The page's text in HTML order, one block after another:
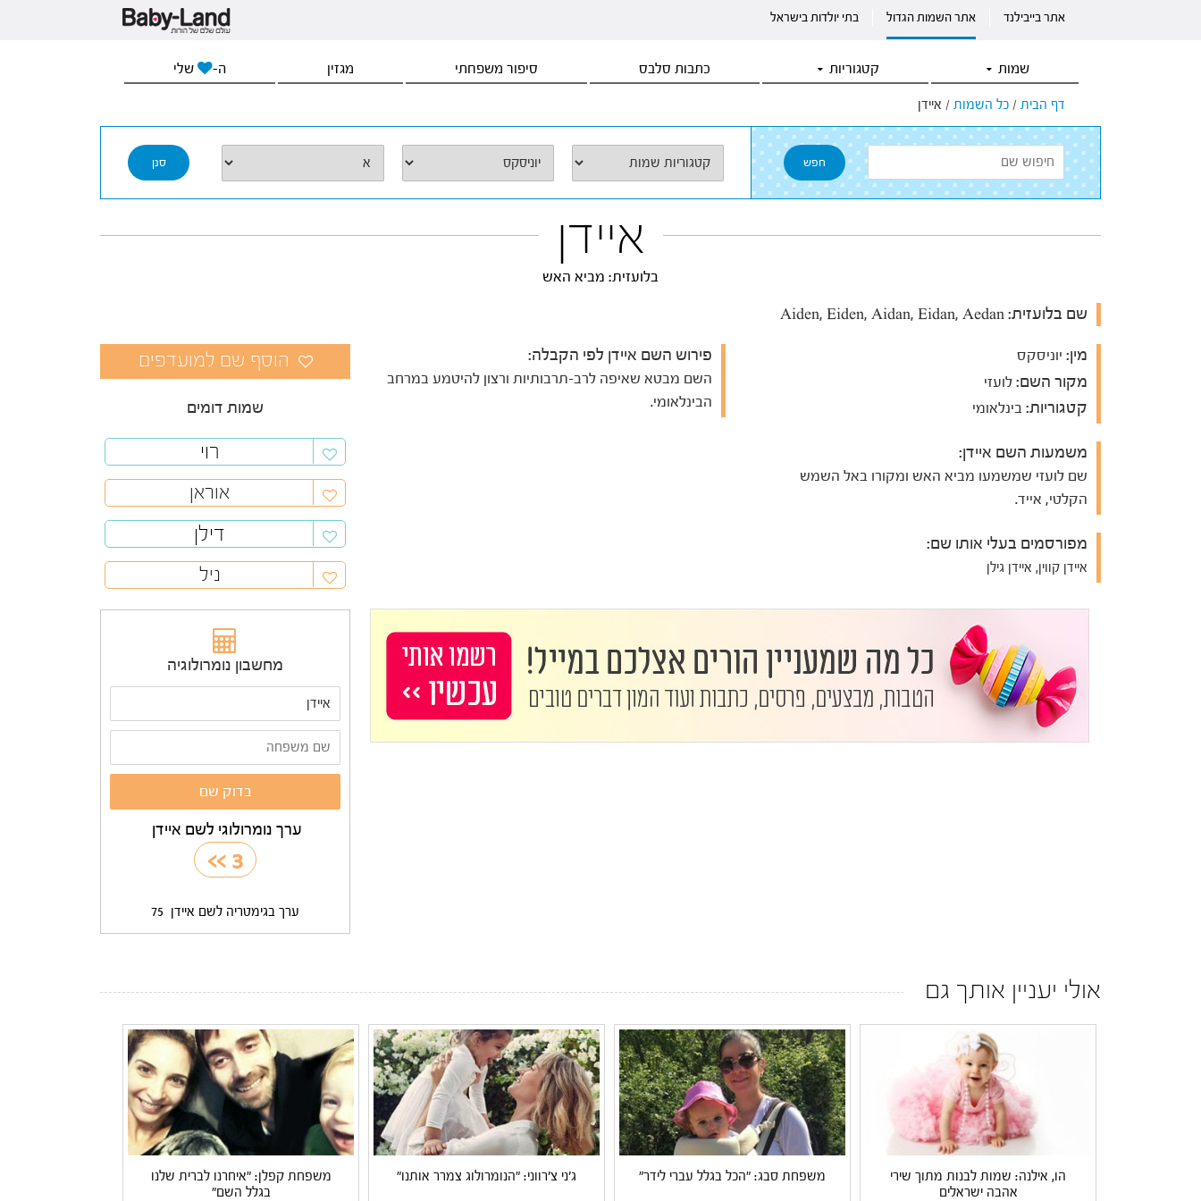
אתר בייבילנד אתר השמות הגדול בתי יולדות בישראל
שמות קטגוריות כתבות סלבס סיפור משפחתי מגזין ה- שלי
דף הבית / כל השמות / איידן
איידן
בלועזית: מביא האש
שם בלועזית:
מין: יוניסקס
מקור השם: לועזי
קטגוריות: בינלאומי
משמעות השם איידן:
שם לועזי שמשמעו מביא האש ומקורו באל השמש
הקלטי, אייד.
מפורסמים בעלי אותו שם:
איידן קווין, איידן גילן
פירוש השם איידן לפי הקבלה:
השם מבטא שאיפה לרב-תרבותיות ורצון להיטמע במרחב
הבינלאומי.
שמות דומים
רוי
אוראן
דילן
ניל
מחשבון נומרולוגיה
ערך נומרולוגי לשם איידן
3
>>
ערך בגימטריה לשם איידן 75
אולי יעניין אותך גם
הו, אילנה: שמות לבנות מתוך שירי
אהבה ישראלים
משפחת סבג: "הכל בגלל עברי לידר" ג'ני צ'רווני: "הנומרולוג צמרר אותנו"
משפחת קפלן: "איחרנו לברית שלנו
בגלל השם"